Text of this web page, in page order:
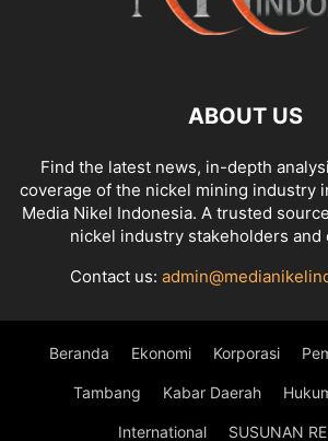
ABOUT US
Find the latest news, in-depth
coverage of the nickel mining industry
Media Nikel Indonesia. A trusted
nickel industry stakeholders and
Contact us:
Beranda Ekonomi Korporasi
Tambang Kabar Daerah
International SUSUNAN